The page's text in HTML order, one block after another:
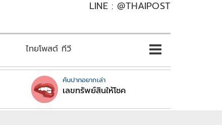
LINE : @THAIPOST
ไทยโพสต์ ทีวี
คันปากอยากเล่า
เลขทรัพย์สินให้โชค